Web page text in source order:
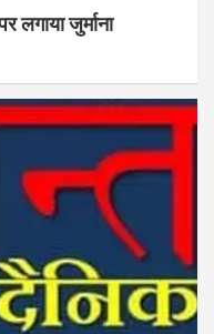
जुर्माना